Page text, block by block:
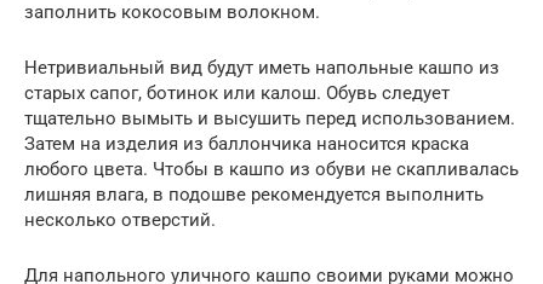
заполнить кокосовым волокном.
Нетривиальный вид будут иметь напольные кашпо из
старых сапог, ботинок или калош. Обувь следует
тщательно вымыть и высушить перед использованием.
Затем на изделия из баллончика наносится краска
любого цвета. Чтобы в кашпо из обуви не скапливалась
лишняя влага, в подошве рекомендуется выполнить
несколько отверстий.
Для напольного уличного кашпо своими руками можно